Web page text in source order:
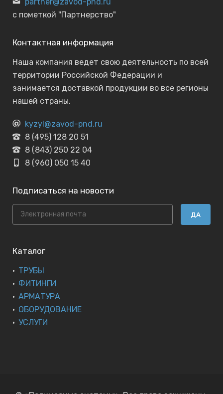
с пометкой "Партнерство"
Контактная информация
Наша компания ведет свою деятельность по всей
территории Российской Федерации и
занимается доставкой продукции во все регионы
нашей страны.
kyzyl@zavod-pnd.ru
8 (495) 128 20 51
8 (843) 250 22 04
8 (960) 050 15 40
Подписаться на новости
ДА
Каталог
ТРУБЫ
ФИТИНГИ
АРМАТУРА
ОБОРУДОВАНИЕ
УСЛУГИ